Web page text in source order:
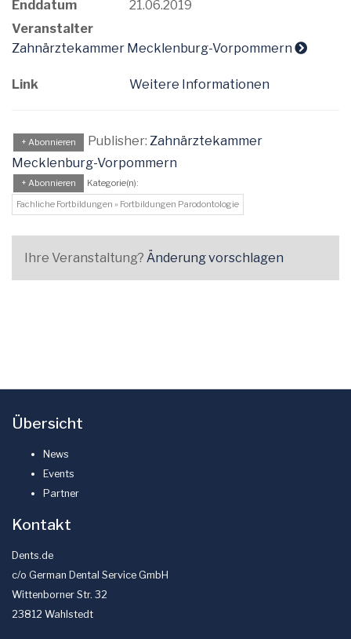
Enddatum
21.06.2019
Veranstalter
Zahnärztekammer Mecklenburg-Vorpommern
Link Weitere Informationen
+ Abonnieren Publisher: Zahnärztekammer
Mecklenburg-Vorpommern
+ Abonnieren
Kategorie(n):
Fachliche Fortbildungen » Fortbildungen Parodontologie
Ihre Veranstaltung? Änderung vorschlagen
Übersicht
News
Events
Partner
Kontakt
Dents.de
c/o German Dental Service GmbH
Wittenborner Str. 32
23812 Wahlstedt